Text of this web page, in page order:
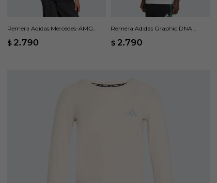
Remera Adidas Mercedes-AMG
Negro
$ 2.790
Remera Adidas Graphic DNA
Blanco
$ 2.790